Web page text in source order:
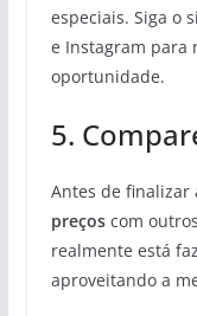
especiais. Siga o
e Instagram para
oportunidade.
5.
Antes de finalizar
preçoscom
realmente está
aproveitando a